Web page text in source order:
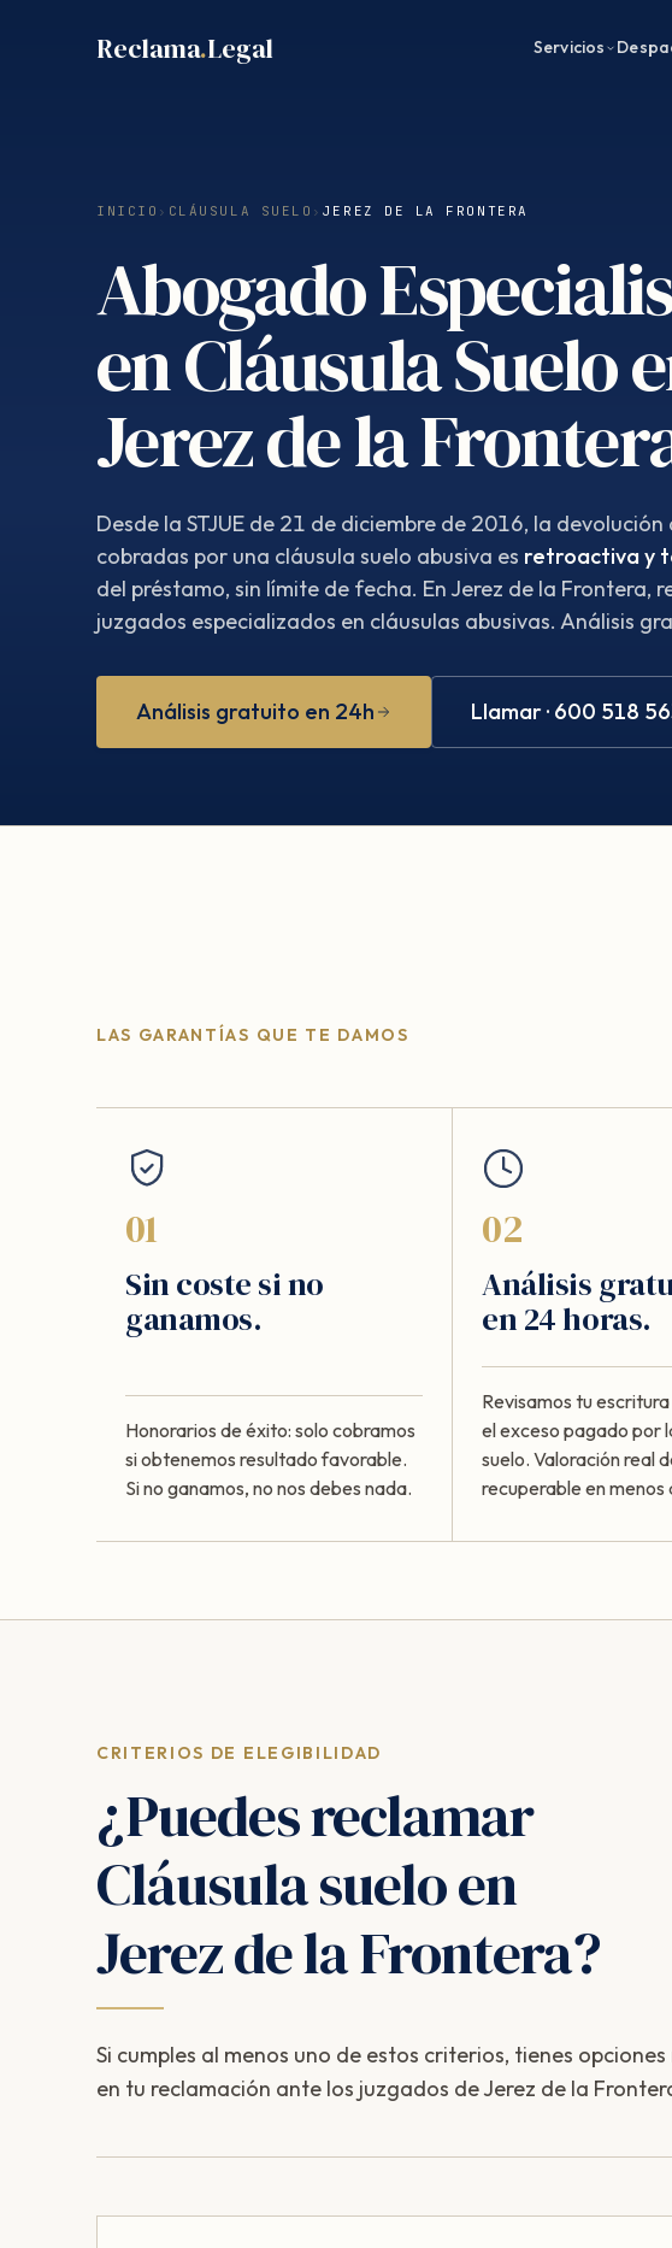
Reclama.Legal Servicios
INICIO › CLÁUSULA SUELO › JEREZ DE LA FRONTERA
Abogado
en Cláusula Suelo
Jerez de la
Desde la STJUE de 21 de diciembre de 2016, la
cobradas por una cláusula suelo abusiva es retroactiva y
del préstamo, sin límite de fecha. En Jerez de la Frontera,
juzgados especializados en cláusulas abusivas. Análisis
Análisis gratuito en 24h Llamar · 600 518
LAS GARANTÍAS QUE TE DAMOS
01
Sin coste si no
ganamos.
Honorarios de éxito: solo cobramos
si obtenemos resultado favorable.
Si no ganamos, no nos debes nada.
02
Análisis
en 24 horas.
Revisamos tu
el exceso pagado por
suelo. Valoración real
recuperable en menos
CRITERIOS DE ELEGIBILIDAD
¿Puedes reclamar
Cláusula suelo en
Jerez de la Frontera?
Si cumples al menos uno de estos criterios, tienes
en tu reclamación ante los juzgados de Jerez de la